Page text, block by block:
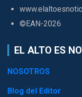
©EAN-2026
EL ALTO ES
NOSOTROS
Blog del Editor